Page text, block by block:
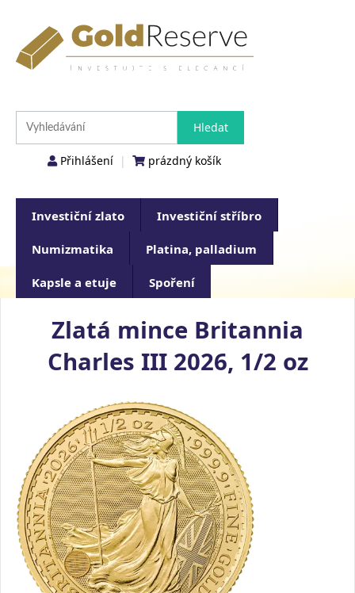
Přihlášení | prázdný košík
Investiční zlato Investiční stříbro
Numizmatika Platina, palladium
Kapsle a etuje Spoření
Zlatá mince Britannia
Charles III 2026, 1/2 oz